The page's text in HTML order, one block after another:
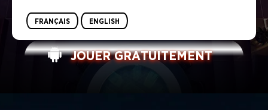
THE
GATHERING
MOBILE.
JOUER GRATUITEMENT
FRANÇAIS ENGLISH